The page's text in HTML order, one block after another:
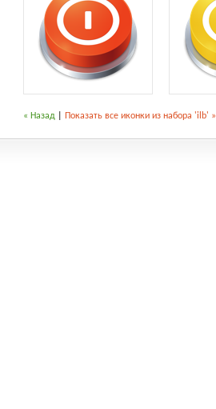
« Назад Показать все иконки из набора 'ilb' »